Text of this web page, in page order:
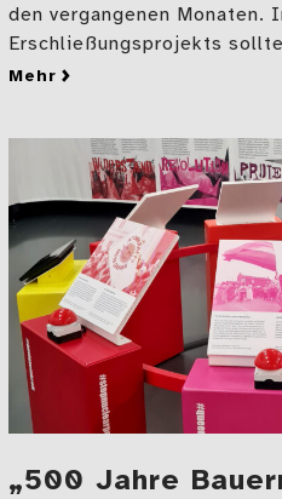
den vergangenen Monaten.
Erschließungsprojekts
mehr
„500 Jahre